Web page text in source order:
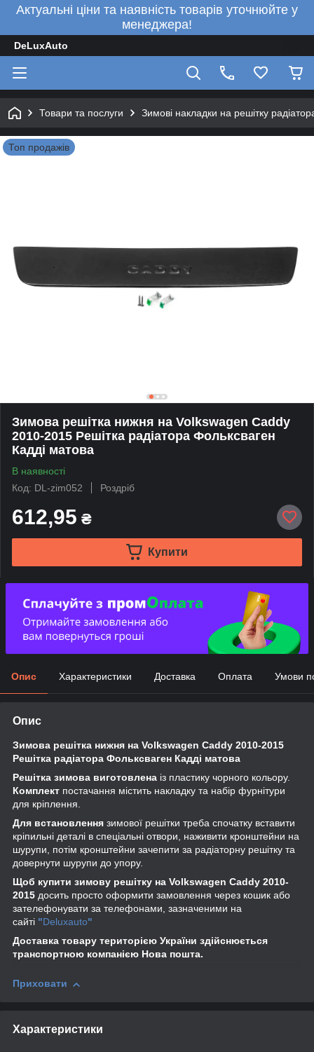
Актуальні ціни та наявність товарів уточнюйте у
менеджера!
DeLuxAuto
Товари та послуги Зимові накладки на решітку
Топ продажів
Зимова решітка нижня на Volkswagen Caddy
2010-2015 Решітка радіатора Фольксваген
Кадді матова
В наявності
Код: DL-zim052
Роздріб
612,95 ₴
Купити
Опис Характеристики Доставка Оплата Умови
Опис
Зимова решітка нижня на Volkswagen Caddy 2010-2015
Решітка радіатора Фольксваген Кадді матова
Решітка зимова виготовлена із пластику чорного кольору.
Комплект постачання містить накладку та набір фурнітури
для кріплення.
Для встановлення зимової решітки треба спочатку вставити
кріпильні деталі в спеціальні отвори, наживити кронштейни на
шурупи, потім кронштейни зачепити за радіаторну решітку та
довернути шурупи до упору.
Щоб купити зимову решітку на Volkswagen Caddy 2010-
2015 досить просто оформити замовлення через кошик або
зателефонувати за телефонами, зазначеними на
сайті "Deluxauto"
Доставка товару територією України здійснюється
транспортною компанією Нова пошта.
Приховати
Характеристики